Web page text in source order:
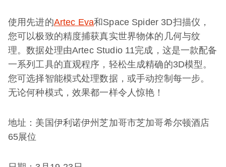
使用先进的Artec Eva和Space Spider 3D扫描仪，
您可以极致的精度捕获真实世界物体的几何与纹
理。数据处理由Artec Studio 11完成，这是一款配备
一系列工具的直观程序，轻松生成精确的3D模型。
您可选择智能模式处理数据，或手动控制每一步。
无论何种模式，效果都一样令人惊艳！
地址：美国伊利诺伊州芝加哥市芝加哥希尔顿酒店
65展位